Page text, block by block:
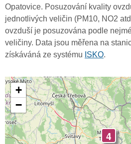
Opatovice. Posuzování kvality
jednotlivých veličin (PM10, NO2
ovzduší je posuzována podle
veličiny. Data jsou měřena na
získáváná ze systému ISKO.
4
+
−